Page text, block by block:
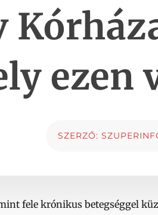
ezen
SZERZŐ:
fele krónikus betegséggel